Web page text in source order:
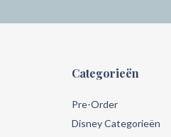
Categorieën
Pre-Order
Disney Categorieën